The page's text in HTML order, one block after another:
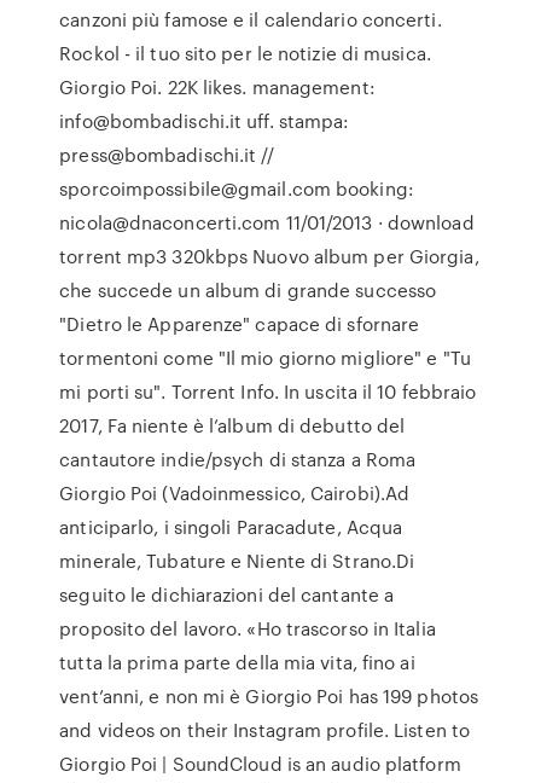
canzoni più famose e il calendario concerti.
Rockol - il tuo sito per le notizie di musica.
Giorgio Poi. 22K likes. management:
info@bombadischi.it uff. stampa:
press@bombadischi.it //
sporcoimpossibile@gmail.com booking:
nicola@dnaconcerti.com 11/01/2013 · download
torrent mp3 320kbps Nuovo album per Giorgia,
che succede un album di grande successo
"Dietro le Apparenze" capace di sfornare
tormentoni come "Il mio giorno migliore" e "Tu
mi porti su". Torrent Info. In uscita il 10 febbraio
2017, Fa niente è l’album di debutto del
cantautore indie/psych di stanza a Roma
Giorgio Poi (Vadoinmessico, Cairobi).Ad
anticiparlo, i singoli Paracadute, Acqua
minerale, Tubature e Niente di Strano.Di
seguito le dichiarazioni del cantante a
proposito del lavoro. «Ho trascorso in Italia
tutta la prima parte della mia vita, fino ai
vent’anni, e non mi è Giorgio Poi has 199 photos
and videos on their Instagram profile. Listen to
Giorgio Poi | SoundCloud is an audio platform